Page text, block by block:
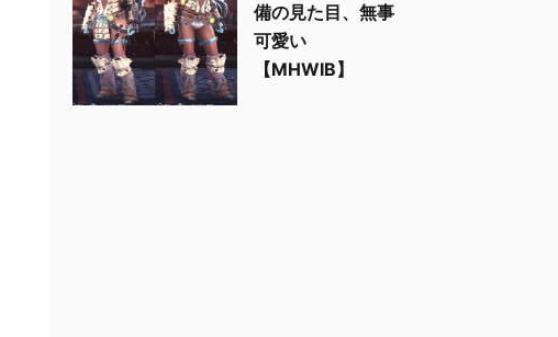
備の見た目、無事
可愛い
【MHWIB】